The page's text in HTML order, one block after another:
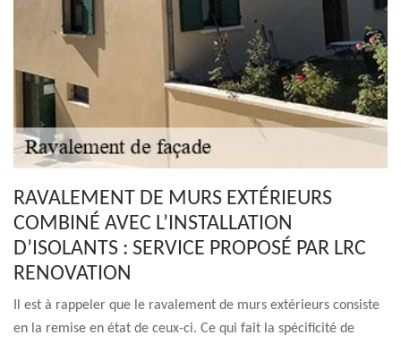
RAVALEMENT DE MURS EXTÉRIEURS
COMBINÉ AVEC L’INSTALLATION
D’ISOLANTS : SERVICE PROPOSÉ PAR LRC
RENOVATION
Il est à rappeler que le ravalement de murs extérieurs consiste
en la remise en état de ceux-ci. Ce qui fait la spécificité de